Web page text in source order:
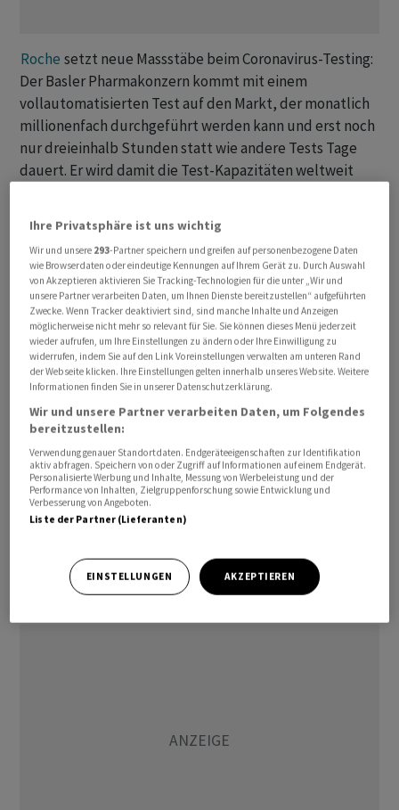
Roche setzt neue Massstäbe beim Coronavirus-Testing:
Der Basler Pharmakonzern kommt mit einem
vollautomatisierten Test auf den Markt, der monatlich
millionenfach durchgeführt werden kann und erst noch
nur dreieinhalb Stunden statt wie andere Tests Tage
dauert. Er wird damit die Test-Kapazitäten weltweit
Konzernchef Severin Schwan im Gespräch mit HZ.
Nur: Warum ist ein breites Testing so wichtig?
Teste sind im Moment das einzige Instrument, das im
Kampf gegen Covid-19 medizinisch zur Verfügung steht
– abgesehen von einer guten Versorgung derjenigen,
die schwer erkranken. Gewiss, die Suche nach einem
Impfstoff gegen das neue Coronavirus Sars-CoV-2 läuft
auf Hochtouren. Doch selbst in der besten aller Welten
wird es noch Monate dauern, bis die Bevölkerung breit
gegen Covid-19 geschützt werden kann. Gewiss,
es werden bereits zugelassene antivirale und andere
Medikamente, zum Beispiel gegen schwere
Lungenkrankheiten, darauf getestet, ob sie sie
wird es noch eine ganze Weile dauern, bis wir wissen,
was die Industrie hier wirklich im Köcher hat.
Ihre Privatsphäre ist uns wichtig
Wir und unsere 293-Partner speichern und greifen auf personenbezogene Daten
wie Browserdaten oder eindeutige Kennungen auf Ihrem Gerät zu. Durch Auswahl
von Akzeptieren aktivieren Sie Tracking-Technologien für die unter „Wir und
unsere Partner verarbeiten Daten, um Ihnen Dienste bereitzustellen“ aufgeführten
Zwecke. Wenn Tracker deaktiviert sind, sind manche Inhalte und Anzeigen
möglicherweise nicht mehr so relevant für Sie. Sie können dieses Menü jederzeit
wieder aufrufen, um Ihre Einstellungen zu ändern oder Ihre Einwilligung zu
widerrufen, indem Sie auf den Link Voreinstellungen verwalten am unteren Rand
der Webseite klicken. Ihre Einstellungen gelten innerhalb unseres Website. Weitere
Informationen finden Sie in unserer Datenschutzerklärung.
Wir und unsere Partner verarbeiten Daten, um Folgendes
bereitzustellen:
Verwendung genauer Standortdaten. Endgeräteeigenschaften zur Identifikation
aktiv abfragen. Speichern von oder Zugriff auf Informationen auf einem Endgerät.
Personalisierte Werbung und Inhalte, Messung von Werbeleistung und der
Performance von Inhalten, Zielgruppenforschung sowie Entwicklung und
Verbesserung von Angeboten.
Liste der Partner (Lieferanten)
EINSTELLUNGEN AKZEPTIEREN